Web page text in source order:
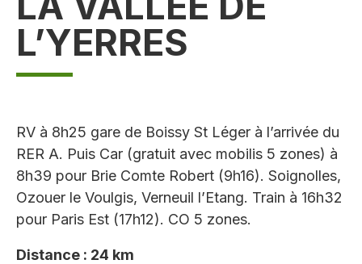
L’YERRES
RV à 8h25 gare de Boissy St Léger à l’arrivée du
RER A. Puis Car (gratuit avec mobilis 5 zones) à
8h39 pour Brie Comte Robert (9h16). Soignolles,
Ozouer le Voulgis, Verneuil l’Etang. Train à 16h32
pour Paris Est (17h12). CO 5 zones.
Distance : 24 km